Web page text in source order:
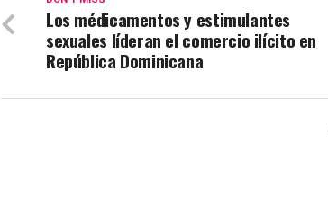
Los médicamentos y estimulantes
sexuales líderan el comercio ilícito en
República Dominicana